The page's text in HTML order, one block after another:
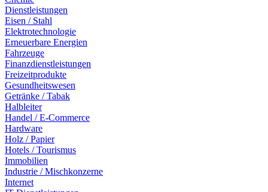
Dienstleistungen
Eisen / Stahl
Elektrotechnologie
Erneuerbare Energien
Fahrzeuge
Finanzdienstleistungen
Freizeitprodukte
Gesundheitswesen
Getränke / Tabak
Halbleiter
Handel / E-Commerce
Hardware
Holz / Papier
Hotels / Tourismus
Immobilien
Industrie / Mischkonzerne
Internet